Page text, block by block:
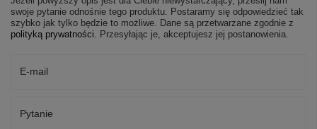
swoje pytanie odnośnie tego produktu. Postaramy się odpowiedzieć tak
szybko jak tylko będzie to możliwe. Dane są przetwarzane zgodnie z
polityką prywatności. Przesyłając je, akceptujesz jej postanowienia.
E-mail
Pytanie